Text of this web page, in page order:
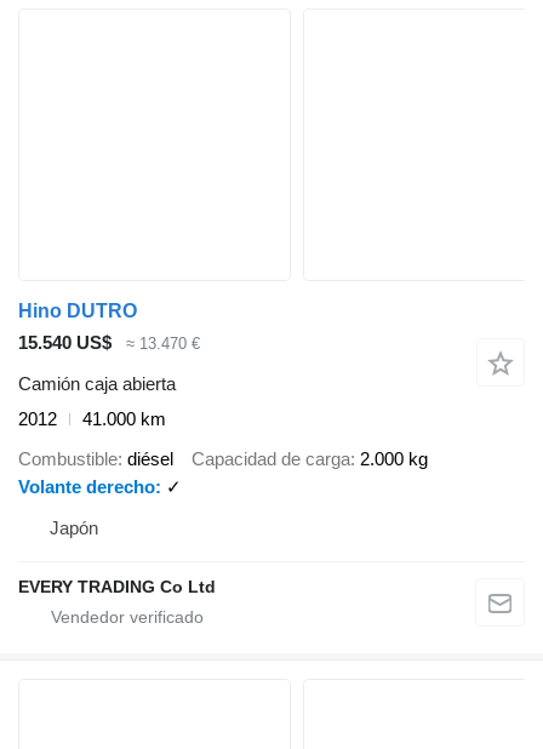
Hino DUTRO
15.540 US$
≈ 13.470 €
Camión caja abierta
2012
41.000 km
Combustible diésel Capacidad de carga 2.000 kg
Volante derecho
✓
Japón
EVERY TRADING Co Ltd